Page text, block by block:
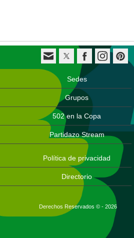
Sedes
Grupos
502 en la Copa
Partidazo Stream
Política de privacidad
Directorio
Derechos Reservados © - 2026